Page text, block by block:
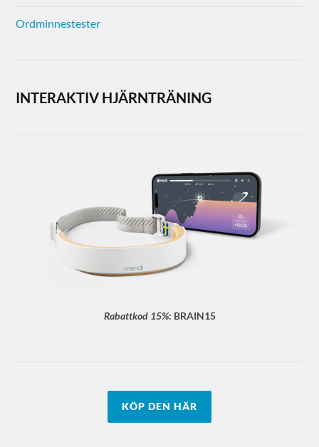
Ordminnestester
INTERAKTIV HJÄRNTRÄNING
Rabattkod 15%: BRAIN15
KÖP DEN HÄR